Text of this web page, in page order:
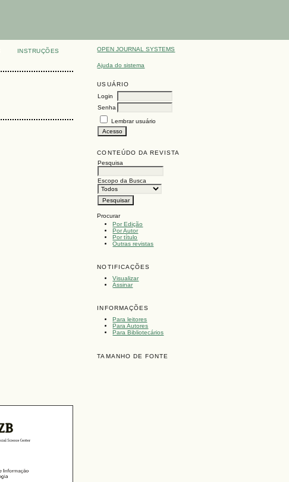
OPEN JOURNAL SYSTEMS
Ajuda do sistema
USUÁRIO
Login
Senha
Lembrar usuário
CONTEÚDO DA REVISTA
Pesquisa
Escopo da Busca
Procurar
Por Edição
Por Autor
Por título
Outras revistas
NOTIFICAÇÕES
Visualizar
Assinar
INFORMAÇÕES
Para leitores
Para Autores
Para Bibliotecários
TAMANHO DE FONTE
INSTRUÇÕES